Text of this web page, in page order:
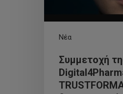
Νέα
Συμμετοχή